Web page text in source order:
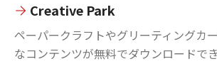
Creative Park
ペーパークラフトやグリーティングカ
なコンテンツが無料でダウンロードでき